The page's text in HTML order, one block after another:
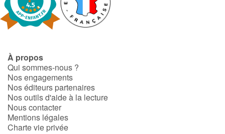
À propos
Qui sommes-nous ?
Nos engagements
Nos éditeurs partenaires
Nos outils d'aide à la lecture
Nous contacter
Mentions légales
Charte vie privée